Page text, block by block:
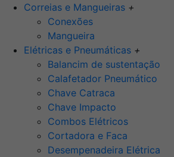
Correias e Mangueiras +
Conexões
Mangueira
Elétricas e Pneumáticas +
Balancim de sustentação
Calafetador Pneumático
Chave Catraca
Chave Impacto
Combos Elétricos
Cortadora e Faca
Desempenadeira Elétrica